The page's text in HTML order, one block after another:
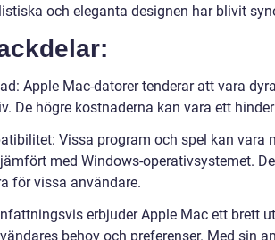
och eleganta designen har blivit
Apple Mac-datorer tenderar att vara
De högre kostnaderna kan vara ett
Vissa program och spel kan vara
med Windows-operativsystemet.
för vissa användare.
erbjuder Apple Mac ett brett
behov och preferenser. Med sin